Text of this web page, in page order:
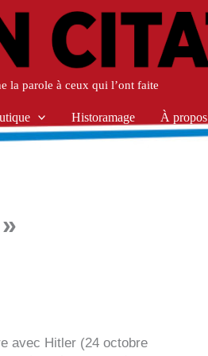
la parole à ceux qui l’ont faite
Historamage À propos
avec Hitler (24 octobre